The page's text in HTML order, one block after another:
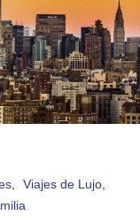
Viajes de Lujo